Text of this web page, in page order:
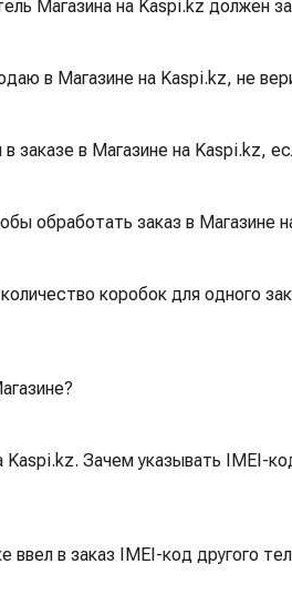
Магазина на Kaspi.kz должен
в Магазине на Kaspi.kz, не
заказе в Магазине на Kaspi.kz,
обработать заказ в Магазине
коробок для одного
Зачем указывать IMEI-
ввел в заказ IMEI-код другого